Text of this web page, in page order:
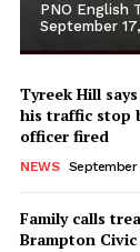
PNO English
September
Tyreek Hill
his traffic stop
officer fired
NEWS September
Family calls
Brampton